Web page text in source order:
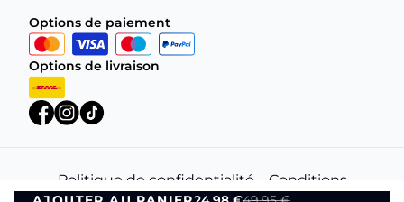
Options de paiement
Options de livraison
Politique de confidentialité
Conditions